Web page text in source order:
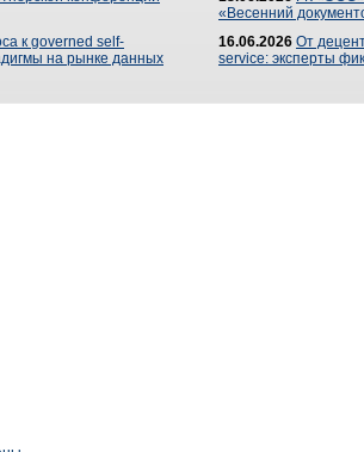
к governed self-
на рынке данных
«Весенний
16.06.2026 От
service: эксперты